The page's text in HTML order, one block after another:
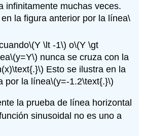
infinitamente muchas veces.
la figura anterior por la línea\
\(Y \lt -1\) o\(Y \gt
\(y=Y\) nunca se cruza con la
Esto se ilustra en la
por la línea\(y=-1.2\text{.}\)
la prueba de línea horizontal
sinusoidal no es uno a